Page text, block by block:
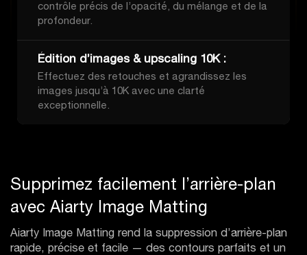
contrôle précis de l’opacité, du mélange et de la
profondeur.
Édition d’images & upscaling 10K :
Effectuez des retouches et agrandissez les
images jusqu’à 10K avec une clarté
exceptionnelle.
Supprimez facilement l’arrière-plan
avec Aiarty Image Matting
Aiarty Image Matting rend la suppression d’arrière-plan
rapide, précise et facile — des contours parfaits et un